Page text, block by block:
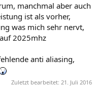
manchmal aber auch
ist als vorher,
was mich sehr nervt,
2025mhz
anti aliasing,
Zuletzt bearbeitet: 21. Juli 2016